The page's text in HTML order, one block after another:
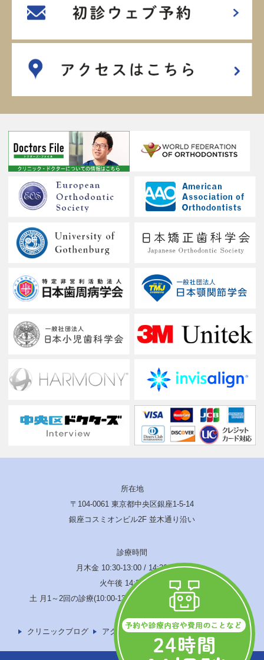
所在地
〒104-0061 東京都中央区銀座1-5-14
銀座コスミオンビル2F 並木通り沿い
診療時間
月木金 10:30-13:00 / 14:30-19:00
火午後 14:30-17:00
土 月1～2回の診療(10:00-13:00 / 14:00-17:00) 水･日･祝休診
クリニックブログ アクセス サイトマップ